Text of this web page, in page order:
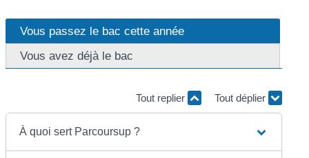
Vous passez le bac cette année
Vous avez déjà le bac
Tout replier Tout déplier
À quoi sert Parcoursup ?